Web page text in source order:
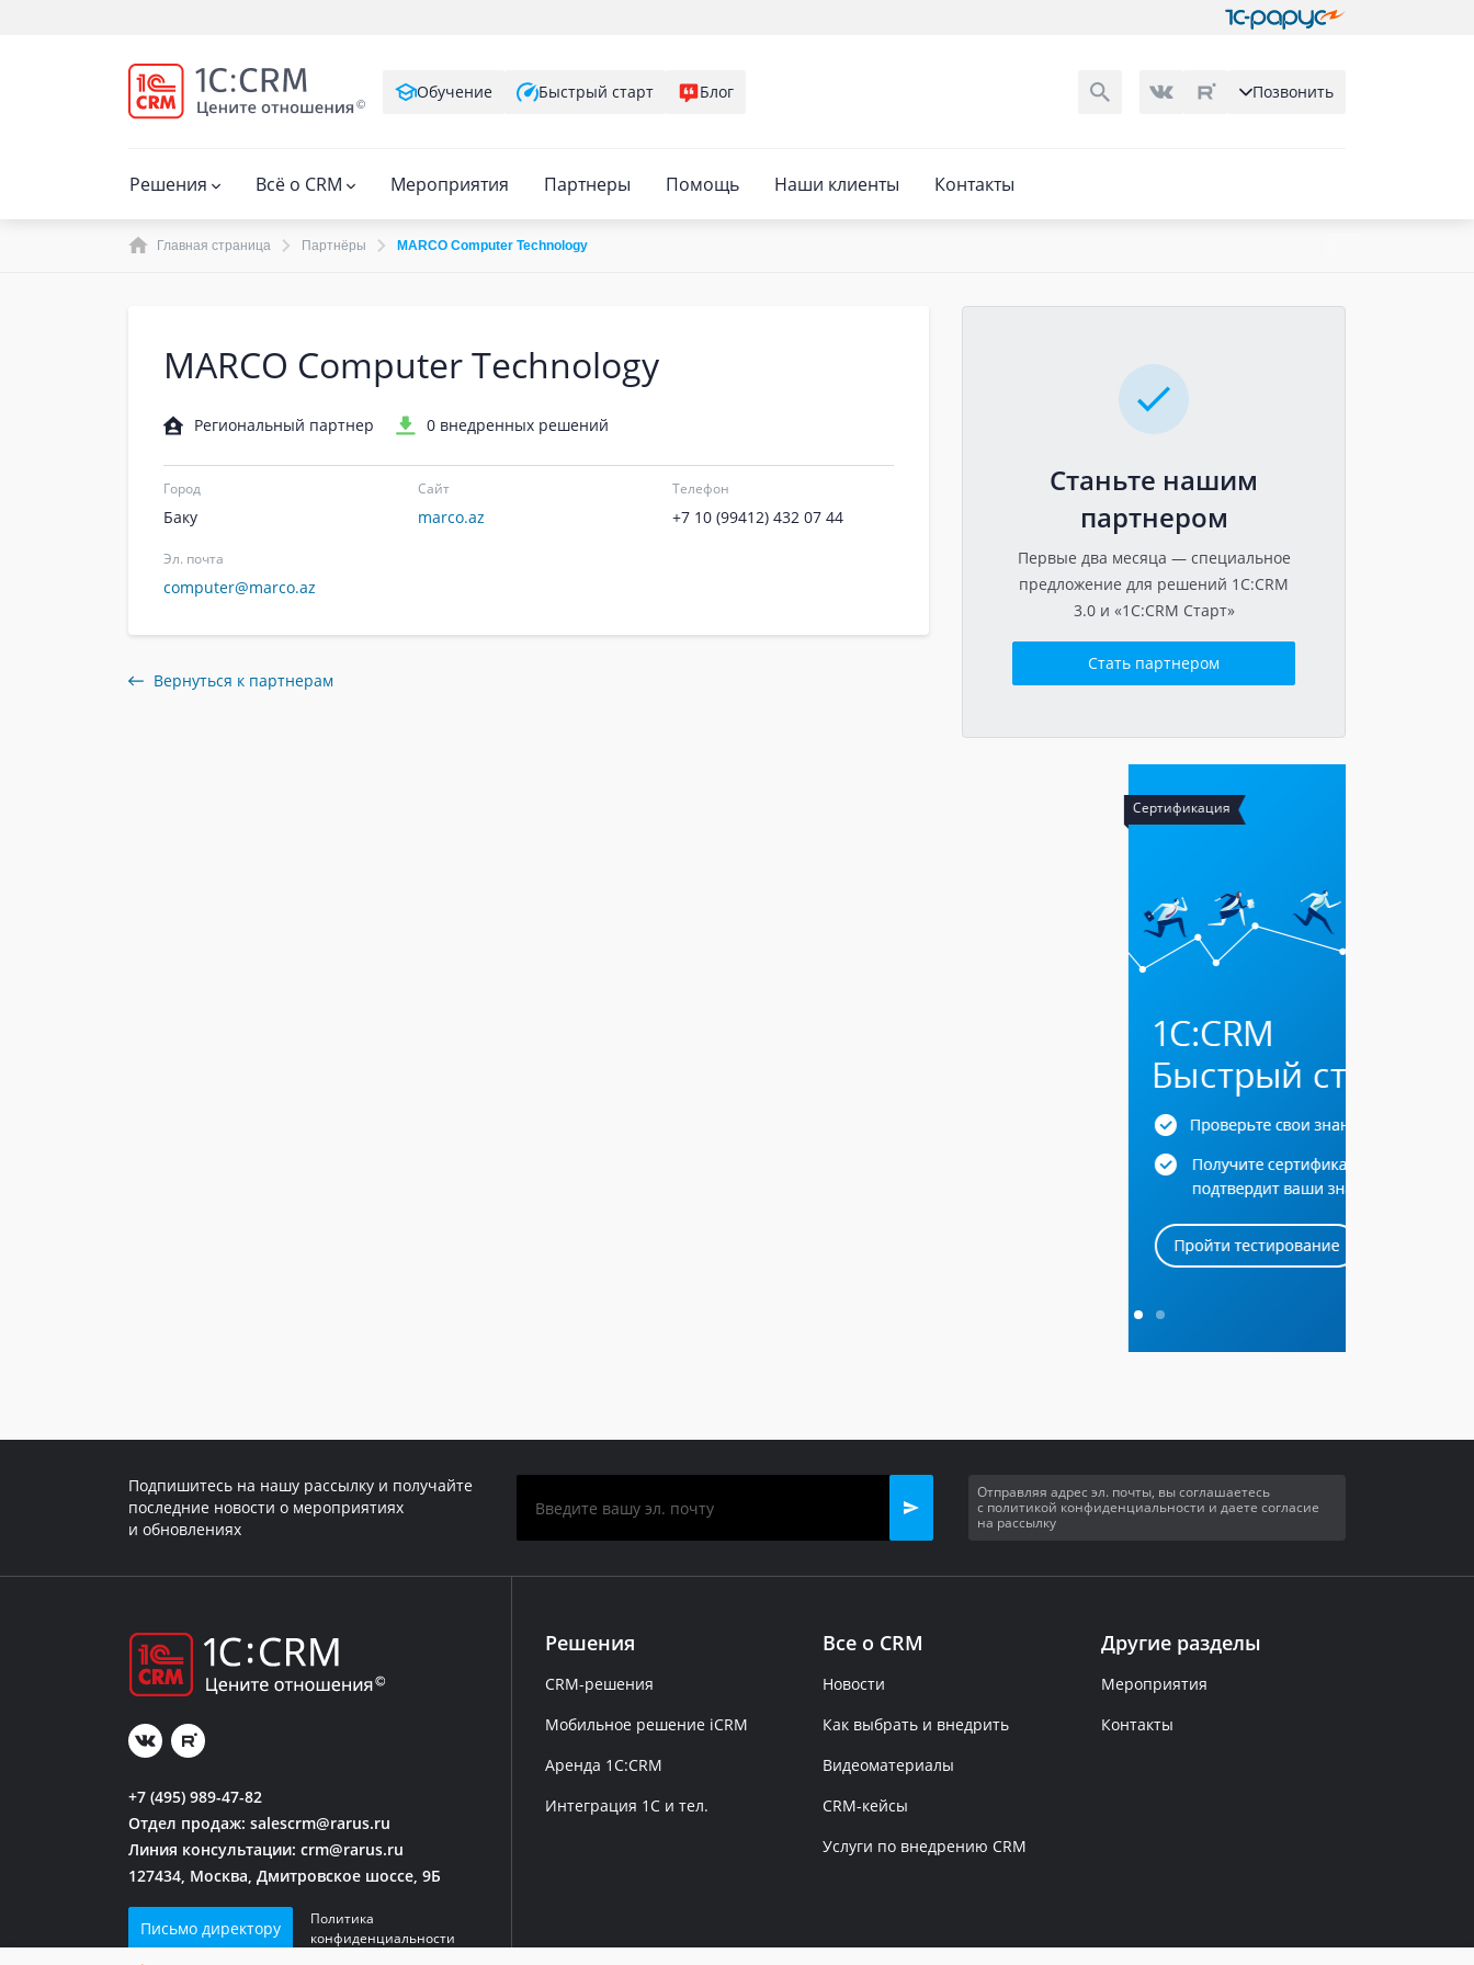
Обучение Быстрый старт Блог Позвонить
Решения Всё о CRM Мероприятия Партнеры Помощь Наши клиенты Контакты
Главная страница Партнёры MARCO Computer Technology
MARCO Computer Technology
Региональный партнер 0 внедренных решений
Город
Баку
Сайт
marco.az
Телефон
+7 10 (99412) 432 07 44
Эл. почта
computer@marco.az
Вернуться к партнерам
Станьте нашим
партнером
Первые два месяца — специальное
предложение для решений 1C:CRM
3.0 и «1C:CRM Старт»
Стать партнером
Подпишитесь на нашу рассылку и получайте
последние новости о мероприятиях
и обновлениях
Отправляя адрес эл. почты, вы соглашаетесь
с политикой конфиденциальности и даете согласие
на рассылку
+7 (495) 989-47-82
Отдел продаж: salescrm@rarus.ru
Линия консультации: crm@rarus.ru
127434, Москва, Дмитровское шоссе, 9Б
Письмо директору
Политика
конфиденциальности
Решения
CRM-решения
Мобильное решение iCRM
Аренда 1C:CRM
Интеграция 1С и тел.
Все о CRM
Новости
Как выбрать и внедрить
Видеоматериалы
CRM-кейсы
Услуги по внедрению CRM
Другие разделы
Мероприятия
Контакты